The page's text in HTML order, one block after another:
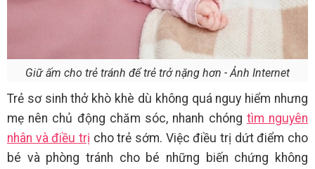
Giữ ấm cho trẻ tránh để trẻ trở nặng hơn - Ảnh Internet
Trẻ sơ sinh thở khò khè dù không quá nguy hiểm nhưng
mẹ nên chủ động chăm sóc, nhanh chóng tìm nguyên
nhân và điều trị cho trẻ sớm. Việc điều trị dứt điểm cho
bé và phòng tránh cho bé những biến chứng không